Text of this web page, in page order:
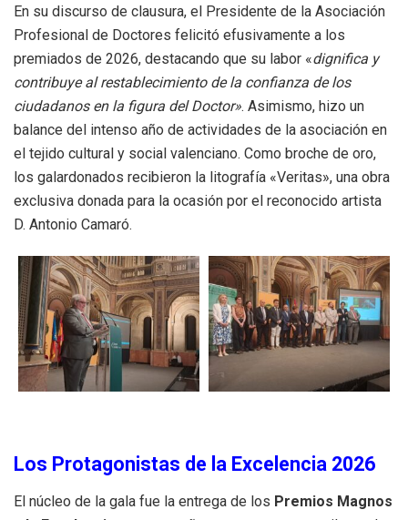
En su discurso de clausura, el Presidente de la Asociación
Profesional de Doctores felicitó efusivamente a los
premiados de 2026, destacando que su labor «dignifica y
contribuye al restablecimiento de la confianza de los
ciudadanos en la figura del Doctor». Asimismo, hizo un
balance del intenso año de actividades de la asociación en
el tejido cultural y social valenciano. Como broche de oro,
los galardonados recibieron la litografía «Veritas», una obra
exclusiva donada para la ocasión por el reconocido artista
D. Antonio Camaró.
Los Protagonistas de la Excelencia 2026
El núcleo de la gala fue la entrega de los Premios Magnos